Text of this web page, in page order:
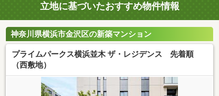
立地に基づいたおすすめ物件情報
神奈川県横浜市金沢区の新築マンション
プライムパークス横浜並木 ザ・レジデンス 先着順
（西敷地）